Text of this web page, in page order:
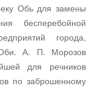
Обь для замены
бесперебойной
города,
А. П. Морозов
для речников
по заброшенному